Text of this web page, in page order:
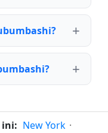
ini: New York ·